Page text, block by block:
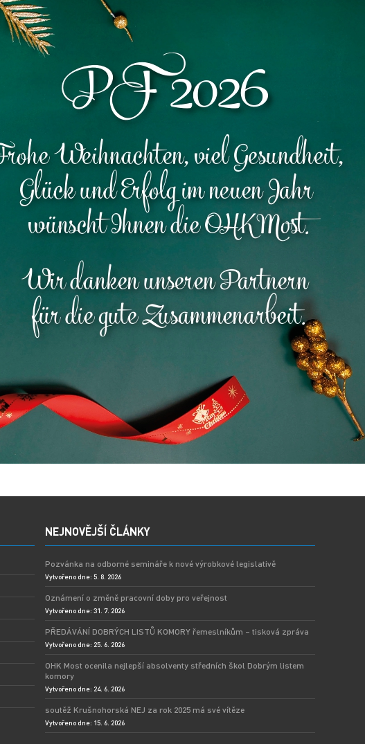
NEJNOVĚJŠÍ ČLÁNKY
Pozvánka na odborné semináře k nové výrobkové legislativě
Vytvořeno dne: 5. 8. 2026
Oznámení o změně pracovní doby pro veřejnost
Vytvořeno dne: 31. 7. 2026
PŘEDÁVÁNÍ DOBRÝCH LISTŮ KOMORY řemeslníkům – tisková zpráva
Vytvořeno dne: 25. 6. 2026
OHK Most ocenila nejlepší absolventy středních škol Dobrým listem
komory
Vytvořeno dne: 24. 6. 2026
soutěž Krušnohorská NEJ za rok 2025 má své vítěze
Vytvořeno dne: 15. 6. 2026